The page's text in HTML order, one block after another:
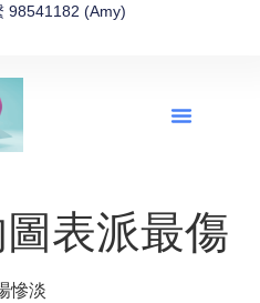
98541182 (Amy)
表派最傷
慘淡